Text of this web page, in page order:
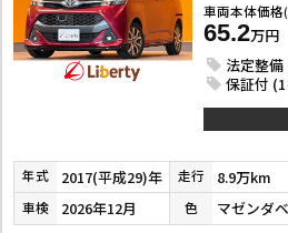
車両本体価格
65.2万円
法定整
保証付
年式 2017(平成29)年 走行 8.9万km
車検 2026年12月 色